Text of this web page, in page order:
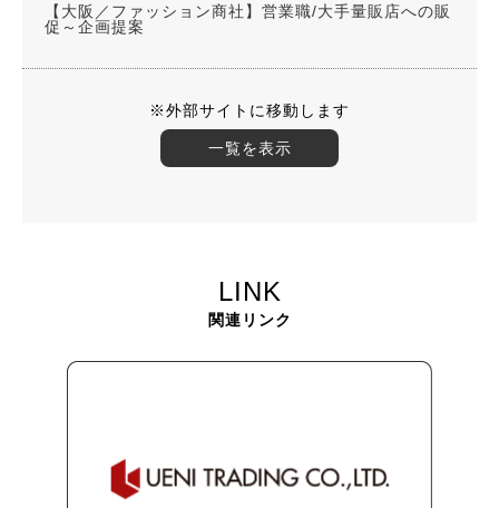
【大阪／ファッション商社】営業職/大手量販店への販
促～企画提案
※外部サイトに移動します
一覧を表示
LINK
関連リンク